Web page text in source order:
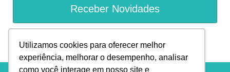
Utilizamos cookies para oferecer melhor
experiência, melhorar o desempenho, analisar
como você interage em nosso site e
Receber Novidades
Prometemos não utilizar suas informações de contato para
enviar qualquer tipo de SPAM.